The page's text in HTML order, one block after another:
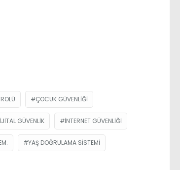
ÇOCUK GÜVENLIĞI
GÜVENLIK INTERNET GÜVENLIĞI
YAŞ DOĞRULAMA SISTEMI